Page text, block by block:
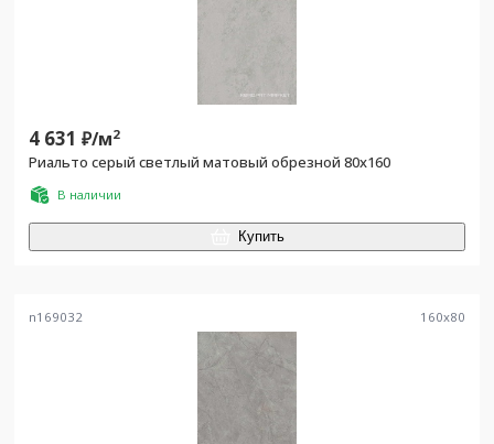
4 631 ₽/м2
Риальто серый светлый матовый обрезной 80x160
В наличии
Купить
n169032 160x80